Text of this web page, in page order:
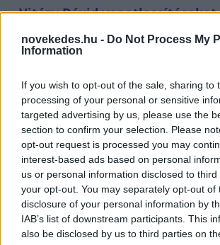
novekedes.hu - Do Not Process My
Information
If you wish to opt-out of the sale, sharing to
processing of your personal or sensitive
targeted advertising by us, please use the
section to confirm your selection. Please
opt-out request is processed you may
interest-based ads based on personal
us or personal information disclosed to
your opt-out. You may separately opt-out of
disclosure of your personal information by
IAB’s list of downstream participants. This
also be disclosed by us to third parties on
Vitézy Dávid
a hőség miatt
HÍREK 7 perce
Amerika kezd kifogyni a